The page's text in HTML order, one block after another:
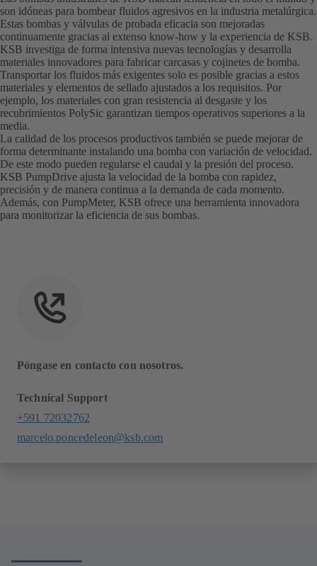
son idóneas para bombear fluidos agresivos en la industria metalúrgica.
Estas bombas y válvulas de probada eficacia son mejoradas
continuamente gracias al extenso know-how y la experiencia de KSB.
KSB investiga de forma intensiva nuevas tecnologías y desarrolla
materiales innovadores para fabricar carcasas y cojinetes de bomba.
Transportar los fluidos más exigentes solo es posible gracias a estos
materiales y elementos de sellado ajustados a los requisitos. Por
ejemplo, los materiales con gran resistencia al desgaste y los
recubrimientos PolySic garantizan tiempos operativos superiores a la
media.
La calidad de los procesos productivos también se puede mejorar de
forma determinante instalando una bomba con variación de velocidad.
De este modo pueden regularse el caudal y la presión del proceso.
KSB PumpDrive ajusta la velocidad de la bomba con rapidez,
precisión y de manera continua a la demanda de cada momento.
Además, con PumpMeter, KSB ofrece una herramienta innovadora
para monitorizar la eficiencia de sus bombas.
Póngase en contacto con nosotros.
Technical Support
+591 72032762
marcelo.poncedeleon@ksb.com